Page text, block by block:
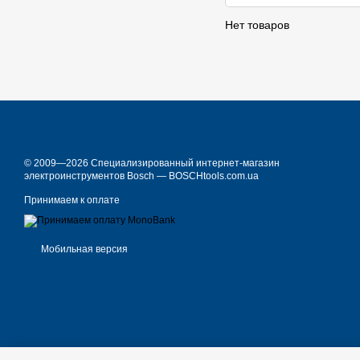
Нет товаров
© 2009—2026 Специализированный интернет-магазин
электроинструментов Bosch — BOSCHtools.com.ua
Принимаем к оплате
Мобильная версия